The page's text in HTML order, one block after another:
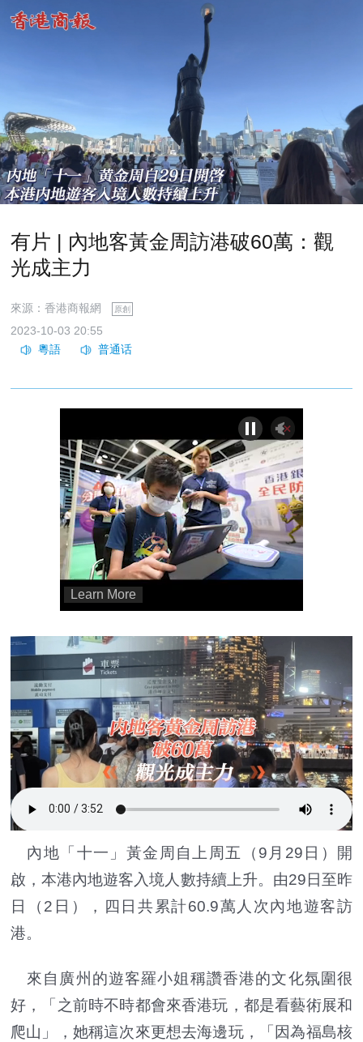
有片 | 內地客黃金周訪港破60萬：觀
光成主力
來源：香港商報網 原創
2023-10-03 20:55
內地「十一」黃金周自上周五（9月29日）開
啟，本港內地遊客入境人數持續上升。由29日至昨
日（2日），四日共累計60.9萬人次內地遊客訪
港。
來自廣州的遊客羅小姐稱讚香港的文化氛圍很
好，「之前時不時都會來香港玩，都是看藝術展和
爬山」，她稱這次來更想去海邊玩，「因為福島核